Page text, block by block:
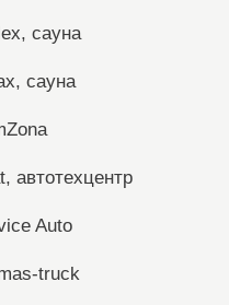
сауна
сауна
автотехцентр
Auto
truck